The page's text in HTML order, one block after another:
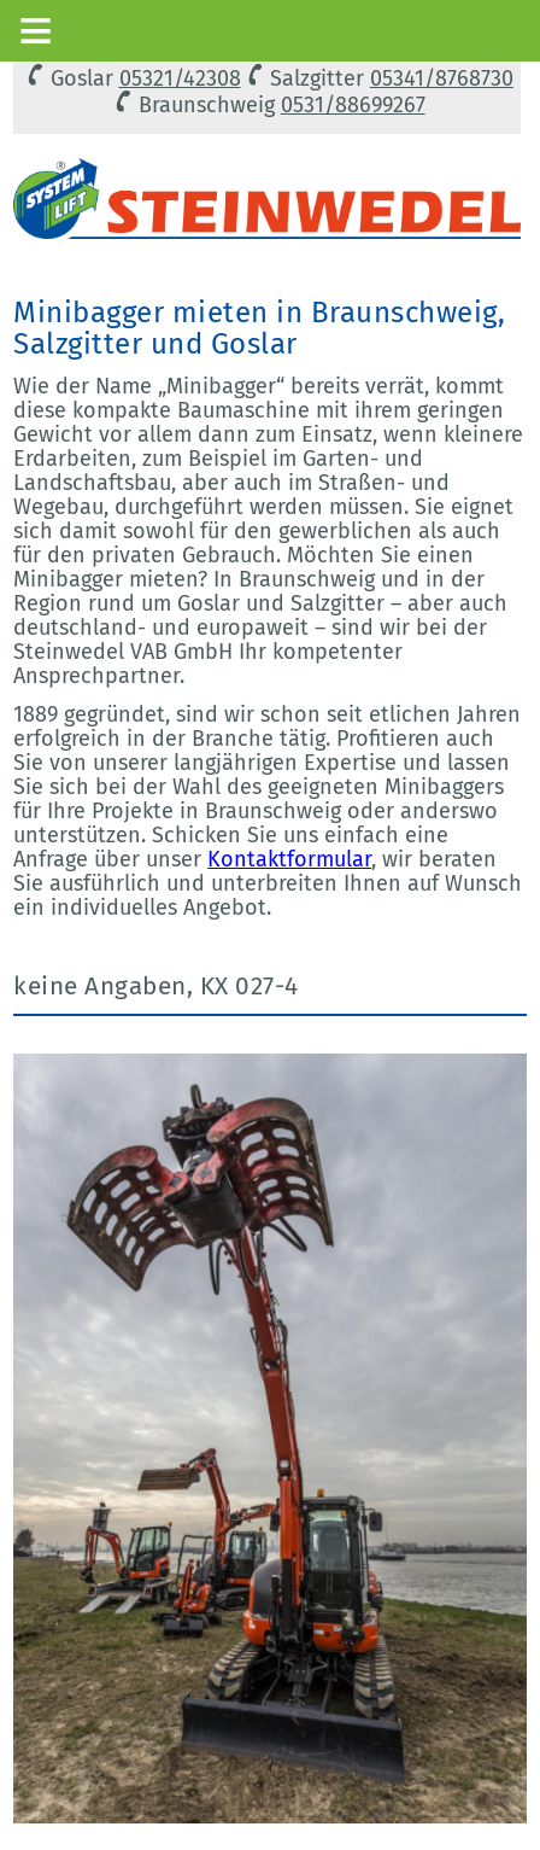
Goslar 05321/42308 Salzgitter 05341/8768730
Braunschweig 0531/88699267
Minibagger mieten in Braunschweig,
Salzgitter und Goslar
Wie der Name „Minibagger“ bereits verrät, kommt
diese kompakte Baumaschine mit ihrem geringen
Gewicht vor allem dann zum Einsatz, wenn kleinere
Erdarbeiten, zum Beispiel im Garten- und
Landschaftsbau, aber auch im Straßen- und
Wegebau, durchgeführt werden müssen. Sie eignet
sich damit sowohl für den gewerblichen als auch
für den privaten Gebrauch. Möchten Sie einen
Minibagger mieten? In Braunschweig und in der
Region rund um Goslar und Salzgitter – aber auch
deutschland- und europaweit – sind wir bei der
Steinwedel VAB GmbH Ihr kompetenter
Ansprechpartner.
1889 gegründet, sind wir schon seit etlichen Jahren
erfolgreich in der Branche tätig. Profitieren auch
Sie von unserer langjährigen Expertise und lassen
Sie sich bei der Wahl des geeigneten Minibaggers
für Ihre Projekte in Braunschweig oder anderswo
unterstützen. Schicken Sie uns einfach eine
Anfrage über unser Kontaktformular, wir beraten
Sie ausführlich und unterbreiten Ihnen auf Wunsch
ein individuelles Angebot.
keine Angaben, KX 027-4